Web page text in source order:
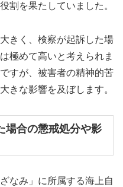
割を果たしていました。
きく、検察が起訴した場
極めて高いと考えられま
すが、被害者の精神的苦
きな影響を及ぼします。
場合の懲戒処分や影
なみ」に所属する海上自